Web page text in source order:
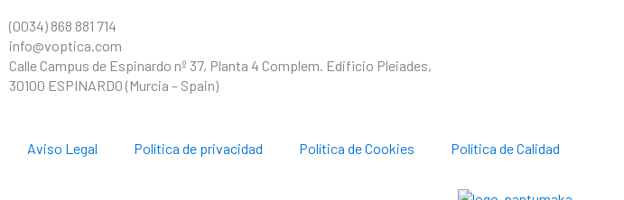
t
t
e
r
k
e
d
i
b
e
a
g
r
m
(0034) 868 881 714
info@voptica.com
Calle Campus de Espinardo nº 37, Planta 4 Complem. Edificio Pleiades,
30100 ESPINARDO (Murcia – Spain)
Aviso Legal Política de privacidad Política de Cookies Política de Calidad